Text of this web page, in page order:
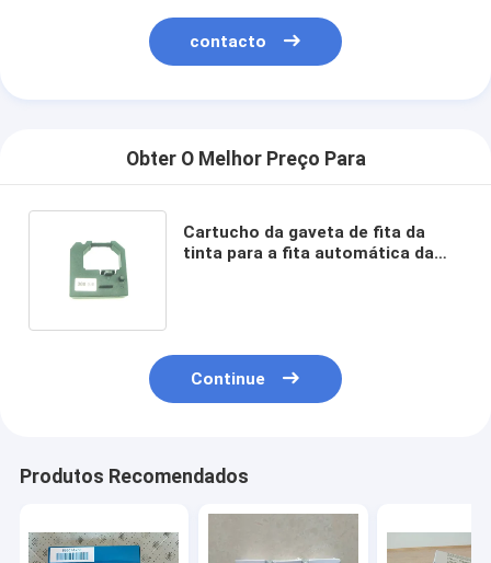
contacto
Obter O Melhor Preço Para
Cartucho da gaveta de fita da
tinta para a fita automática da
Continue
Produtos Recomendados